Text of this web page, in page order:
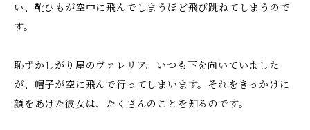
い、靴ひもが空中に飛んでしまうほど飛び跳ねてしまうので
す。
恥ずかしがり屋のヴァレリア。いつも下を向いていました
が、帽子が空に飛んで行ってしまいます。それをきっかけに
顔をあげた彼女は、たくさんのことを知るのです。